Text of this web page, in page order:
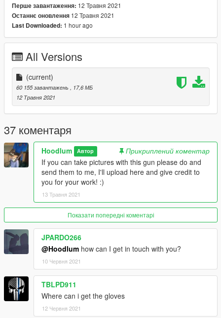
- Then drag & drop all ytd & ydr files from the "stream" folder
inside weapons.rpf
Note: The LUA file is not needed for Singleplayer installation.
to me, I'll upload here and give credit to you for your work! :)
Credits:
Hoodlum
@SinPie - Screenshots.
Disclaimer; Do not re-upload, modify or sell my work,
thanks.
Перше завантаження: 12 Травня 2021
Останнє оновлення 12 Травня 2021
Last Downloaded: 1 hour ago
All Versions
(current)
60 155 завантажень
, 17,6 МБ
12 Травня 2021
37 коментаря
Hoodlum Автор
Прикриплений коментар
If you can take pictures with this gun please do and
send them to me, I'll upload here and give credit to
you for your work! :)
13 Травня 2021
Показати попередні коментарі
JPARDO266
@Hoodlum how can I get in touch with you?
10 Червня 2021
TBLPD911
Where can i get the gloves
12 Червня 2021